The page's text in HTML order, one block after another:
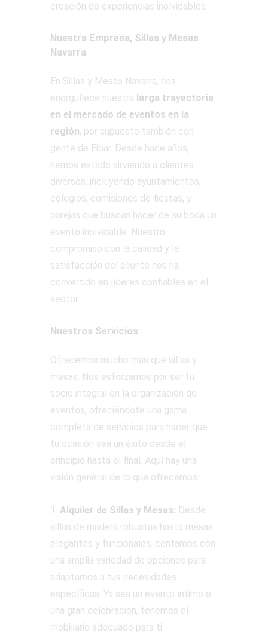
creación de experiencias inolvidables.
Nuestra Empresa, Sillas y Mesas
Navarra
En Sillas y Mesas Navarra, nos
enorgullece nuestra larga trayectoria
en el mercado de eventos en la
región, por supuesto también con
gente de Eibar. Desde hace años,
hemos estado sirviendo a clientes
diversos, incluyendo ayuntamientos,
colegios, comisiones de fiestas, y
parejas que buscan hacer de su boda un
evento inolvidable. Nuestro
compromiso con la calidad y la
satisfacción del cliente nos ha
convertido en líderes confiables en el
sector.
Nuestros Servicios
Ofrecemos mucho más que sillas y
mesas. Nos esforzamos por ser tu
socio integral en la organización de
eventos, ofreciéndote una gama
completa de servicios para hacer que
tu ocasión sea un éxito desde el
principio hasta el final. Aquí hay una
visión general de lo que ofrecemos:
1. Alquiler de Sillas y Mesas: Desde
sillas de madera robustas hasta mesas
elegantes y funcionales, contamos con
una amplia variedad de opciones para
adaptarnos a tus necesidades
específicas. Ya sea un evento íntimo o
una gran celebración, tenemos el
mobiliario adecuado para ti.